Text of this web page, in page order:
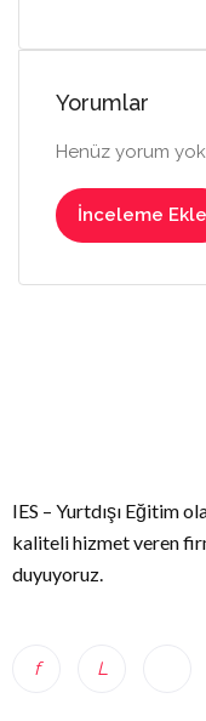
Yorumlar
Henüz yorum
İnceleme Ekle
IES – Yurtdışı Eğitim
kaliteli hizmet veren
duyuyoruz.